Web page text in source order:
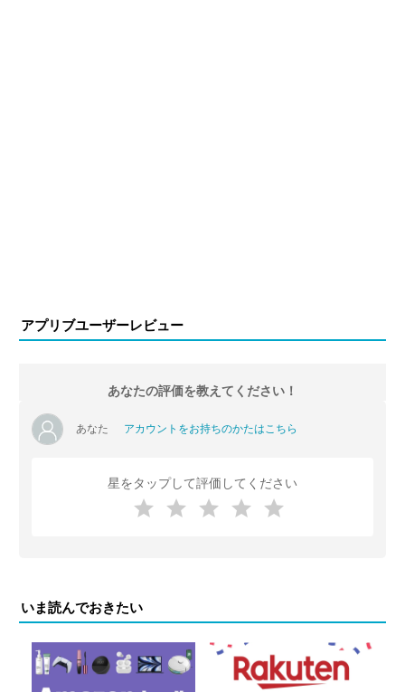
アプリブユーザーレビュー
あなたの評価を教えてください！
あなた アカウントをお持ちのかたはこちら
星をタップして評価してください
いま読んでおきたい